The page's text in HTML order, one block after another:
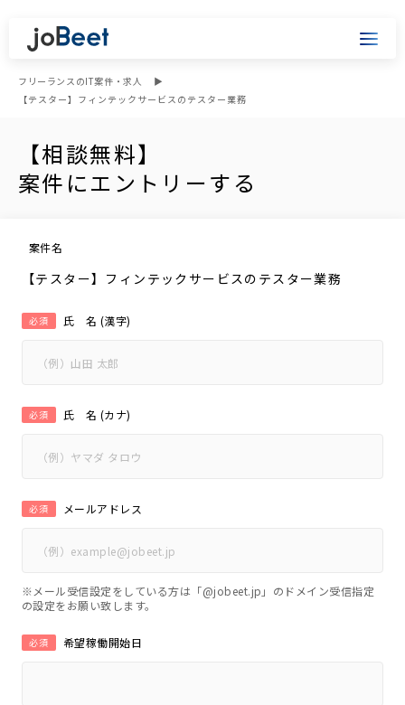
フリーランスのIT案件・求人
【テスター】フィンテックサービスのテスター業務
【相談無料】
案件にエントリーする
案件名
【テスター】フィンテックサービスのテスター業務
氏 名 (漢字)
必須
氏 名 (カナ)
必須
メールアドレス
必須
※メール受信設定をしている方は「@jobeet.jp」のドメイン受信指定
の設定をお願い致します。
希望稼働開始日
必須